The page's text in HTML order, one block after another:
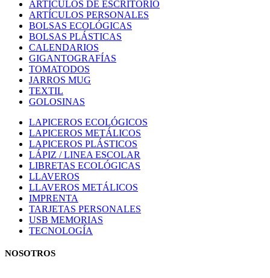
ARTÍCULOS DE ESCRITORIO
ARTÍCULOS PERSONALES
BOLSAS ECOLÓGICAS
BOLSAS PLÁSTICAS
CALENDARIOS
GIGANTOGRAFÍAS
TOMATODOS
JARROS MUG
TEXTIL
GOLOSINAS
LAPICEROS ECOLÓGICOS
LAPICEROS METÁLICOS
LAPICEROS PLÁSTICOS
LÁPIZ / LINEA ESCOLAR
LIBRETAS ECOLÓGICAS
LLAVEROS
LLAVEROS METÁLICOS
IMPRENTA
TARJETAS PERSONALES
USB MEMORIAS
TECNOLOGÍA
NOSOTROS